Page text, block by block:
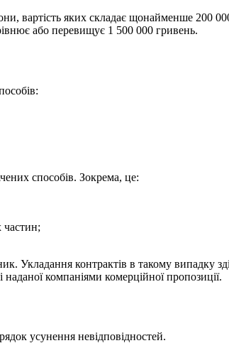
вартість яких складає щонайменше 200
або перевищує 1 500 000 гривень.
способів. Зокрема, це:
частин;
Укладання контрактів в такому випадку
наданої компаніями комерційної пропозиції.
усунення невідповідностей.